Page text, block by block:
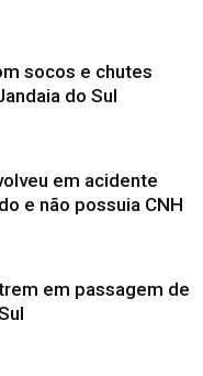
socos e chutes
do Sul
em acidente
e não possuia CNH
em passagem de